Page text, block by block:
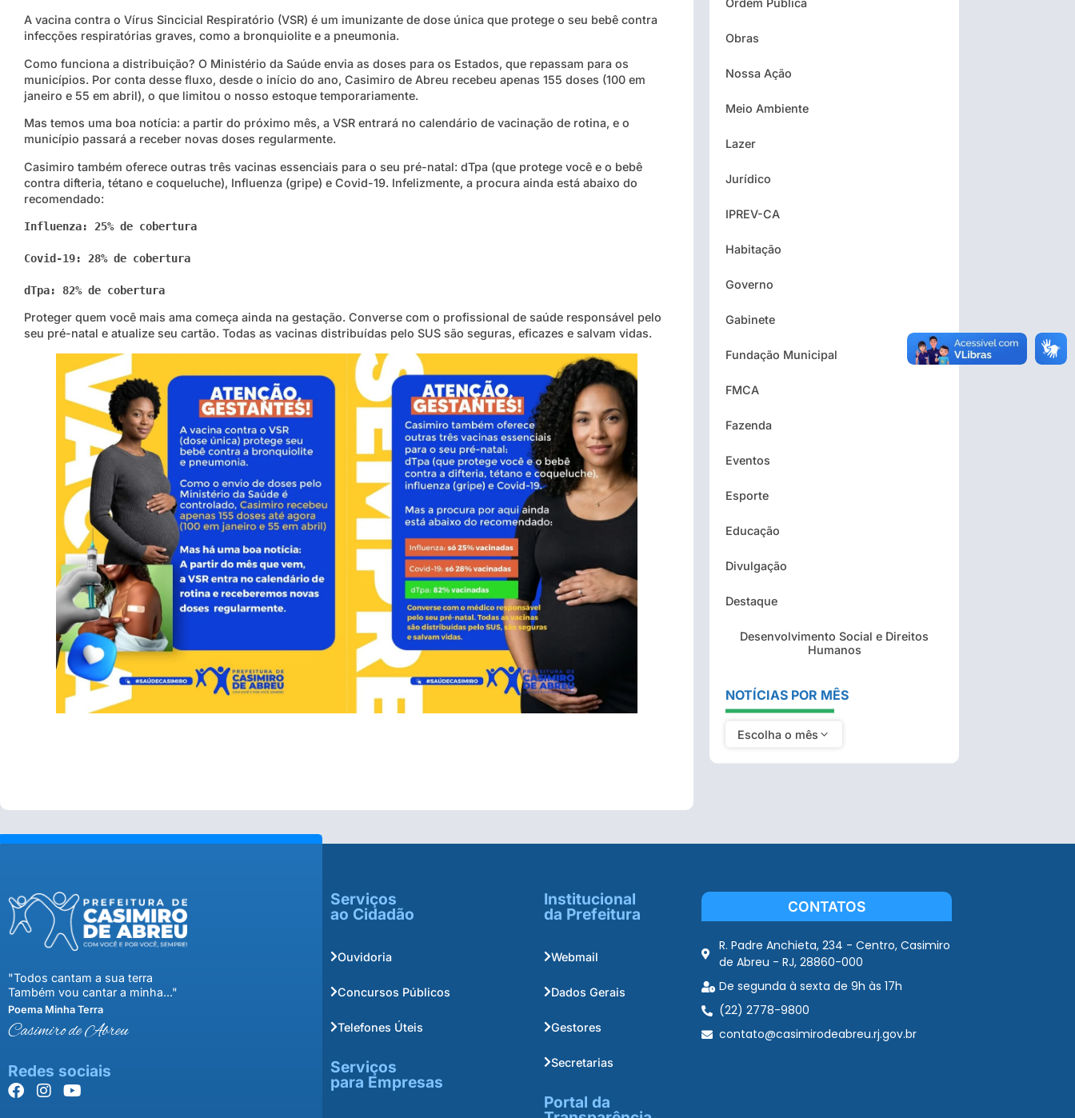
A vacina contra o Vírus Sincicial Respiratório (VSR) é um imunizante de dose única que protege o seu bebê contra
infecções respiratórias graves, como a bronquiolite e a pneumonia.
Como funciona a distribuição? O Ministério da Saúde envia as doses para os Estados, que repassam para os
municípios. Por conta desse fluxo, desde o início do ano, Casimiro de Abreu recebeu apenas 155 doses (100 em
janeiro e 55 em abril), o que limitou o nosso estoque temporariamente.
Mas temos uma boa notícia: a partir do próximo mês, a VSR entrará no calendário de vacinação de rotina, e o
município passará a receber novas doses regularmente.
Casimiro também oferece outras três vacinas essenciais para o seu pré-natal: dTpa (que protege você e o bebê
contra difteria, tétano e coqueluche), Influenza (gripe) e Covid-19. Infelizmente, a procura ainda está abaixo do
recomendado:
Influenza: 25% de cobertura
Covid-19: 28% de cobertura
dTpa: 82% de cobertura
Proteger quem você mais ama começa ainda na gestação. Converse com o profissional de saúde responsável pelo
seu pré-natal e atualize seu cartão. Todas as vacinas distribuídas pelo SUS são seguras, eficazes e salvam vidas.
Obras
Nossa Ação
Meio Ambiente
Lazer
Jurídico
IPREV-CA
Habitação
Governo
Gabinete
Fundação Municipal
FMCA
Fazenda
Eventos
Esporte
Educação
Divulgação
Destaque
Desenvolvimento Social e Direitos
Humanos
NOTÍCIAS POR MÊS
Escolha o mês
"Todos cantam a sua terra
Também vou cantar a minha..."
Poema Minha Terra
Casimiro de Abreu
Redes sociais
Serviços
ao Cidadão
Ouvidoria
Concursos Públicos
Telefones Úteis
Serviços
para Empresas
Institucional
da Prefeitura
Webmail
Dados Gerais
Gestores
Secretarias
Portal da
CONTATOS
R. Padre Anchieta, 234 - Centro, Casimiro
de Abreu - RJ, 28860-000
De segunda à sexta de 9h às 17h
(22) 2778-9800
contato@casimirodeabreu.rj.gov.br